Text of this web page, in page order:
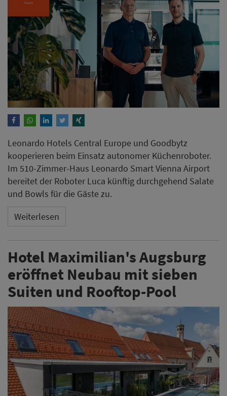
Leonardo Hotels Central Europe und Goodbytz
kooperieren beim Einsatz autonomer Küchenroboter.
Im 510-Zimmer-Haus Leonardo Smart Vienna Airport
bereitet der Roboter Luca künftig durchgehend Salate
und Bowls für die Gäste zu.
Weiterlesen
Hotel Maximilian's Augsburg
eröffnet Neubau mit sieben
Suiten und Rooftop-Pool